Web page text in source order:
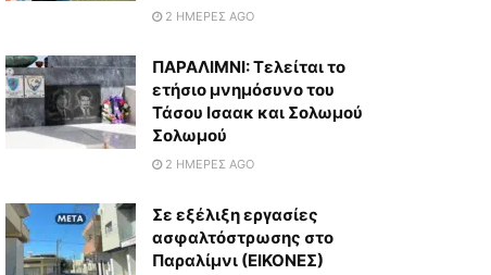
2 ΗΜΈΡΕΣ AGO
ΠΑΡΑΛΙΜΝΙ: Τελείται το
ετήσιο μνημόσυνο του
Τάσου Ισαακ και Σολωμού
Σολωμού
2 ΗΜΈΡΕΣ AGO
Σε εξέλιξη εργασίες
ασφαλτόστρωσης στο
Παραλίμνι (ΕΙΚΟΝΕΣ)